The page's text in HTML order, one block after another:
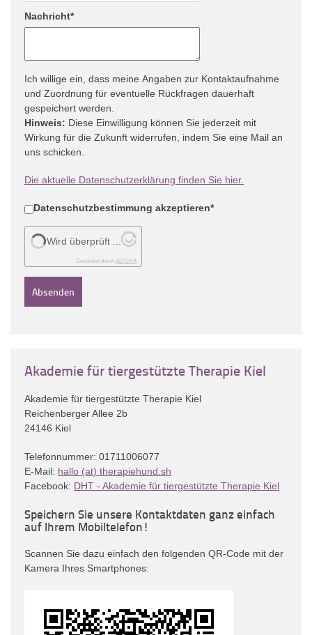
Nachricht
Ich willige ein, dass meine Angaben zur Kontaktaufnahme
und Zuordnung für eventuelle Rückfragen dauerhaft
gespeichert werden.
Hinweis: Diese Einwilligung können Sie jederzeit mit
Wirkung für die Zukunft widerrufen, indem Sie eine Mail an
uns schicken.
Die aktuelle Datenschutzerklärung finden Sie hier.
Datenschutzbestimmung akzeptieren*
Wird überprüft ...
Geschützt durch ALTCHA
Absenden
Akademie für tiergestützte Therapie Kiel
Akademie für tiergestützte Therapie Kiel
Reichenberger Allee 2b
24146 Kiel
Telefonnummer: 01711006077
E-Mail: hallo (at) therapiehund.sh
Facebook: DHT - Akademie für tiergestützte Therapie Kiel
Speichern Sie unsere Kontaktdaten ganz einfach
auf Ihrem Mobiltelefon!
Scannen Sie dazu einfach den folgenden QR-Code mit der
Kamera Ihres Smartphones: